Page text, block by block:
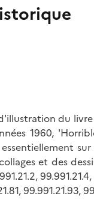
du
1960,
et des
99.991.21.4,
99.991.21.93,